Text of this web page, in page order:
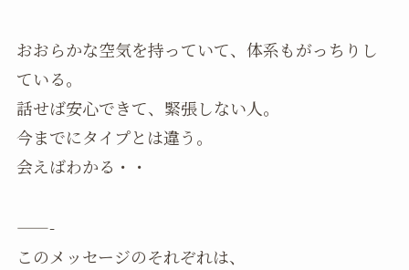
おおらかな空気を持っていて、体系もがっちりし
ている。
話せば安心できて、緊張しない人。
今までにタイプとは違う。
会えばわかる・・
——-
このメッセージのそれぞれは、